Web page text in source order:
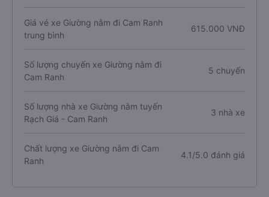
Giá vé xe Giường nằm đi Cam Ranh
trung bình
615.000 VNĐ
Số lượng chuyến xe Giường nằm đi
Cam Ranh
5 chuyến
Số lượng nhà xe Giường nằm tuyến
Rạch Giá - Cam Ranh
3 nhà xe
Chất lượng xe Giường nằm đi Cam
Ranh
4.1/5.0 đánh giá